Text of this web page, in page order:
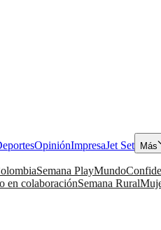
OpiniónImpresaJet Set Más
Semana PlayMundo
en colaboraciónSemana Rural